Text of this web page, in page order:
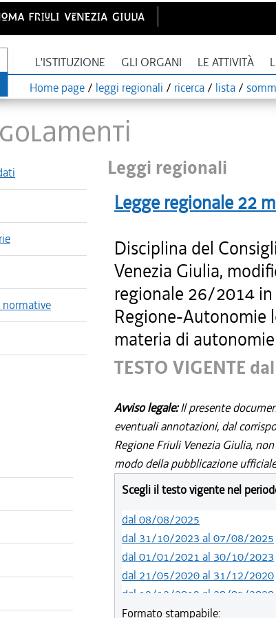
L'ISTITUZIONE GLI ORGANI LE ATTIVITÀ
Home page / leggi regionali / ricerca / lista /
normative
Leggi regionali
Legge regionale 22
Disciplina del
Venezia Giulia,
regionale 26/2014
Regione-Autonomie
materia di
TESTO VIGENTE
Avviso legale:Il presente
eventuali annotazioni, dal
Regione Friuli Venezia Giulia,
modo della pubblicazione
Scegli il testo vigente nel
dal 08/08/2025
dal 31/10/2023 al 07/08/2025
dal 01/01/2021 al 30/10/2023
dal 21/05/2020 al 31/12/2020
dal 19/12/2019 al 20/05/2020
dal 11/07/2019 al 18/12/2019
Formato stampabile: